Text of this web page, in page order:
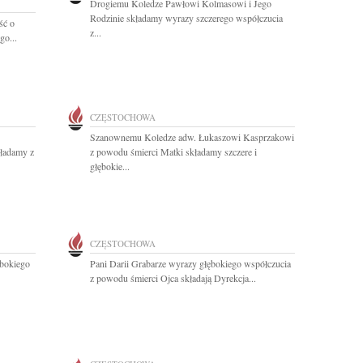
o
Drogiemu Koledze Pawłowi Kolmasowi i Jego
Rodzinie składamy wyrazy szczerego współczucia
z...
z
CZĘSTOCHOWA
Szanownemu Koledze adw. Łukaszowi Kasprzakowi
z powodu śmierci Matki składamy szczere i
głębokie...
CZĘSTOCHOWA
Pani Darii Grabarze wyrazy głębokiego współczucia
z powodu śmierci Ojca składają Dyrekcja...